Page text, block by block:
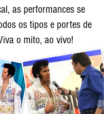
as performances se
os tipos e portes de
o mito, ao vivo!